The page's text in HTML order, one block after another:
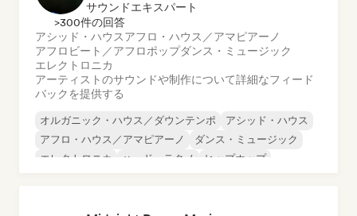
サウンドエキスパート
>300件の回答
アシッド・ハウスアフロ・ハウス／アマピアーノ
アフロビート／アフロポップダンス・ミュージック
エレクトロニカ
アーティストのサウンドや制作について詳細なフィード
バックを提供する
オルガニック・ハウス／ダウンテンポ
アシッド・ハウス
アフロ・ハウス／アマピアーノ
ダンス・ミュージック
エレクトロニカ
ハード・テクノ
ヒップホップ